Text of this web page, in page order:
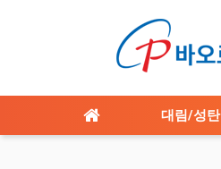
대림/성탄